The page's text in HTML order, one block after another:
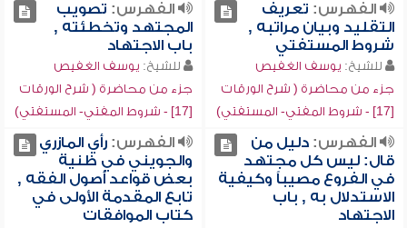
الفهرس: تعريف
التقليد وبيان مراتبه ,
شروط المستفتي
للشيخ: يوسف الغفيص
جزء من محاضرة ( شرح الورقات
[17] - شروط المفتي- المستفتي)
الفهرس: تصويب
المجتهد وتخطئته ,
باب الاجتهاد
للشيخ: يوسف الغفيص
جزء من محاضرة ( شرح الورقات
[17] - شروط المفتي- المستفتي)
الفهرس:دليل من
قال: ليس كل مجتهد
في الفروع مصيباً وكيفية
الاستدلال به , باب
الاجتهاد
الفهرس:رأي المازري
والجويني في ظنية
بعض قواعد أصول الفقه ,
تابع المقدمة الأولى في
كتاب الموافقات